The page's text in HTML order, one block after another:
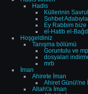
Hadis
Küllerinin
Sohbet
Ey Rabbim bize
el-Hatib el-
Hoşgeldiniz
Tanışma bölümü
Goruntulu ve
dosyalari
mrb
İman
Ahirete İman
Ahiret Günü\'ne
Allah\'a İman